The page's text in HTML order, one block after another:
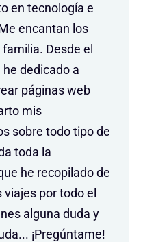
en tecnología e
encantan los
Desde el
dedicado a
páginas web
mis
sobre todo tipo de
toda la
he recopilado de
por todo el
alguna duda y
¡Pregúntame!